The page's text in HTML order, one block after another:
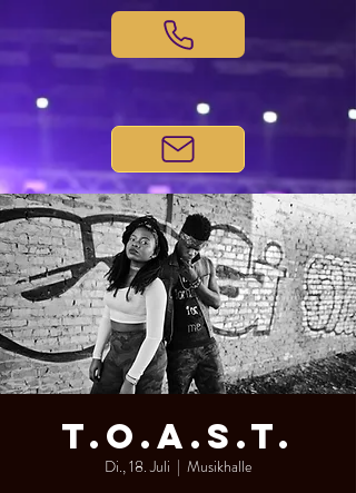
T.O.A.S.T.
Di., 18. Juli
  |
Musikhalle